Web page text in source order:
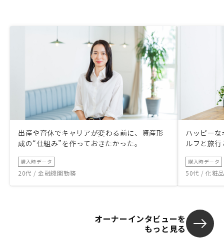
出産や育休でキャリアが変わる前に、資産形
成の“仕組み”を作っておきたかった。
購入時データ
20代 / 金融機関勤務
ハッピー
ルフと旅
購入時データ
50代 / 化粧
オーナーインタビューを
もっと見る